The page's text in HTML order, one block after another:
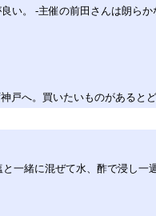
い。 -主催の前田さんは朗ら
戸へ。買いたいものがあると
一緒に混ぜて水、酢で浸し一